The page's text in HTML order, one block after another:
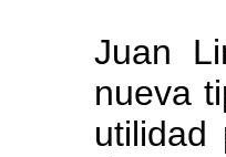
Juan
nueva
utilidad